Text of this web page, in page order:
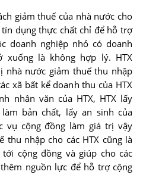
giảm thuế của nhà nước cho
tín dụng thực chất chỉ để hỗ trợ
doanh nghiệp nhỏ có doanh
là không hợp lý. HTX
nhà nước giảm thuế thu nhập
xã bất kể doanh thu của HTX
nhân văn của HTX, HTX lấy
bản chất, lấy an sinh của
vụ cộng đồng làm giá trị vậy
thu nhập cho các HTX cũng là
cộng đồng và giúp cho các
nguồn lực để hỗ trợ cộng